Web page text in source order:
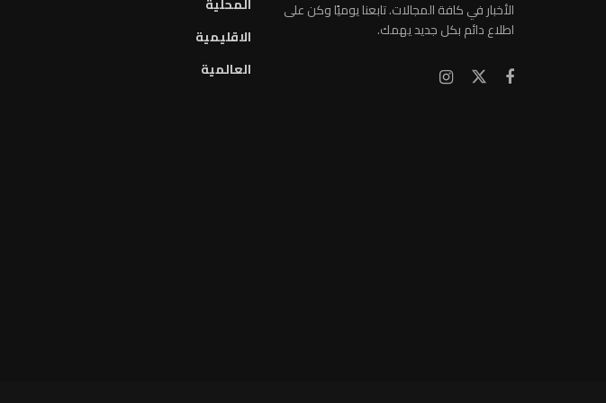
الأخبار في كافة المجالات. تابعنا يوميًا وكن على
اطلاع دائم بكل جديد يهمك.
الاقليمية
العالمية